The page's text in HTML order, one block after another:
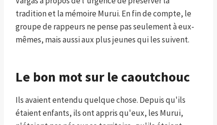
tradition et la mémoire Murui. En fin de compte, le
groupe de rappeurs ne pense pas seulement à eux-
mêmes, mais aussi aux plus jeunes qui les suivent.
Le bon mot sur le caoutchouc
Ils avaient entendu quelque chose. Depuis qu'ils
étaient enfants, ils ont appris qu'eux, les Murui,